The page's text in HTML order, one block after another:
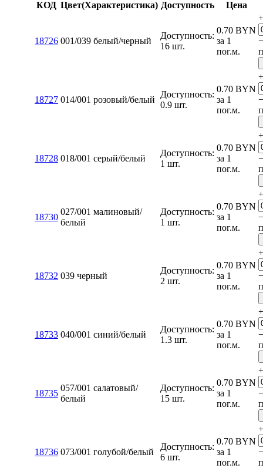
КОД Цвет(Характеристика) Доступность Цена
18726 001/039 белый/черный
Доступность:
16 шт.
0.70 BYN
за 1
пог.м.
+
−
18727 014/001 розовый/белый
Доступность:
0.9 шт.
0.70 BYN
за 1
пог.м.
+
−
18728 018/001 серый/белый
Доступность:
1 шт.
0.70 BYN
за 1
пог.м.
+
−
18730
027/001 малиновый/
белый
Доступность:
1 шт.
0.70 BYN
за 1
пог.м.
+
−
18732 039 черный
Доступность:
2 шт.
0.70 BYN
за 1
пог.м.
+
−
18733 040/001 синий/белый
Доступность:
1.3 шт.
0.70 BYN
за 1
пог.м.
+
−
18735
057/001 салатовый/
белый
Доступность:
15 шт.
0.70 BYN
за 1
пог.м.
+
−
18736 073/001 голубой/белый
Доступность:
6 шт.
0.70 BYN
за 1
пог.м.
+
−